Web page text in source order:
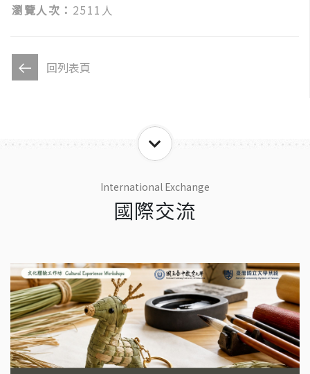
瀏覽人次： 2511人
回列表頁
International Exchange
國際交流